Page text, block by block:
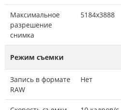
Максимальное
разрешение
снимка
5184x3888
Режим съемки
Запись в формате
RAW
Нет